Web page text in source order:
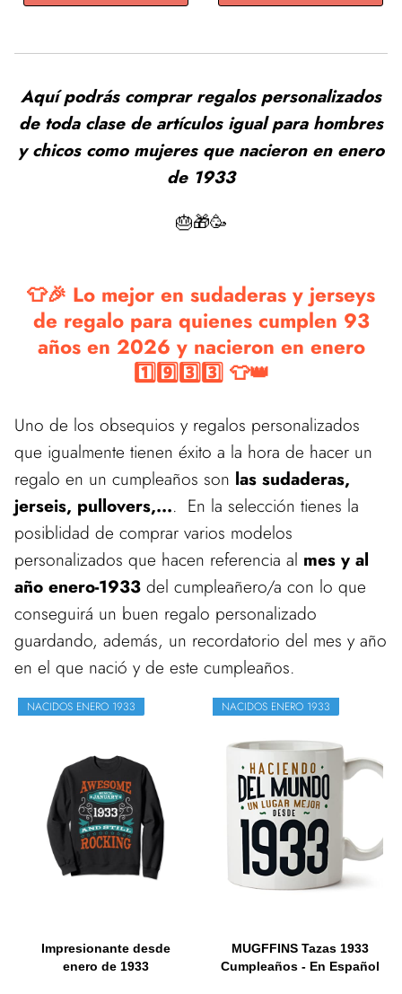
Aquí podrás comprar regalos personalizados
de toda clase de artículos igual para hombres
y chicos como mujeres que nacieron en enero
de 1933
🎂🎁🥳
👕🎉 Lo mejor en sudaderas y jerseys
de regalo para quienes cumplen 93
años en 2026 y nacieron en enero
1️⃣9️⃣3️⃣3️⃣ 👕👑
Uno de los obsequios y regalos personalizados
que igualmente tienen éxito a la hora de hacer un
regalo en un cumpleaños son las sudaderas,
jerseis, pullovers,.... En la selección tienes la
posiblidad de comprar varios modelos
personalizados que hacen referencia al mes y al
año enero-1933 del cumpleañero/a con lo que
conseguirá un buen regalo personalizado
guardando, además, un recordatorio del mes y año
en el que nació y de este cumpleaños.
NACIDOS ENERO 1933
Impresionante desde
enero de 1933
NACIDOS ENERO 1933
MUGFFINS Tazas 1933
Cumpleaños - En Español